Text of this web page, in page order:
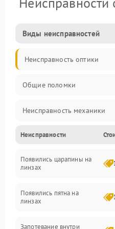
Виды неисправностей
Неисправность оптики
Общие поломки
Неисправность механики
Неисправность
Прочие неисправности
Неисправности
Появились царапины на
линзах
Появились пятна на
линзах
Запотевание внутри